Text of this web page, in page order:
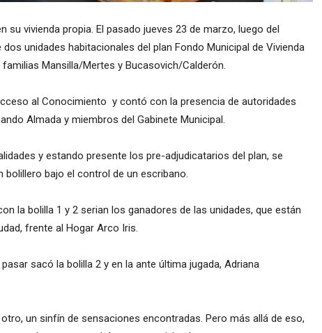
su vivienda propia. El pasado jueves 23 de marzo, luego del
unidades habitacionales del plan Fondo Municipal de Vivienda
Mansilla/Mertes y Bucasovich/Calderón.
al Conocimiento y contó con la presencia de autoridades
Almada y miembros del Gabinete Municipal.
y estando presente los pre-adjudicatarios del plan, se
bajo el control de un escribano.
la bolilla 1 y 2 serian los ganadores de las unidades, que están
frente al Hogar Arco Iris.
sacó la bolilla 2 y en la ante última jugada, Adriana
un sinfín de sensaciones encontradas. Pero más allá de eso,